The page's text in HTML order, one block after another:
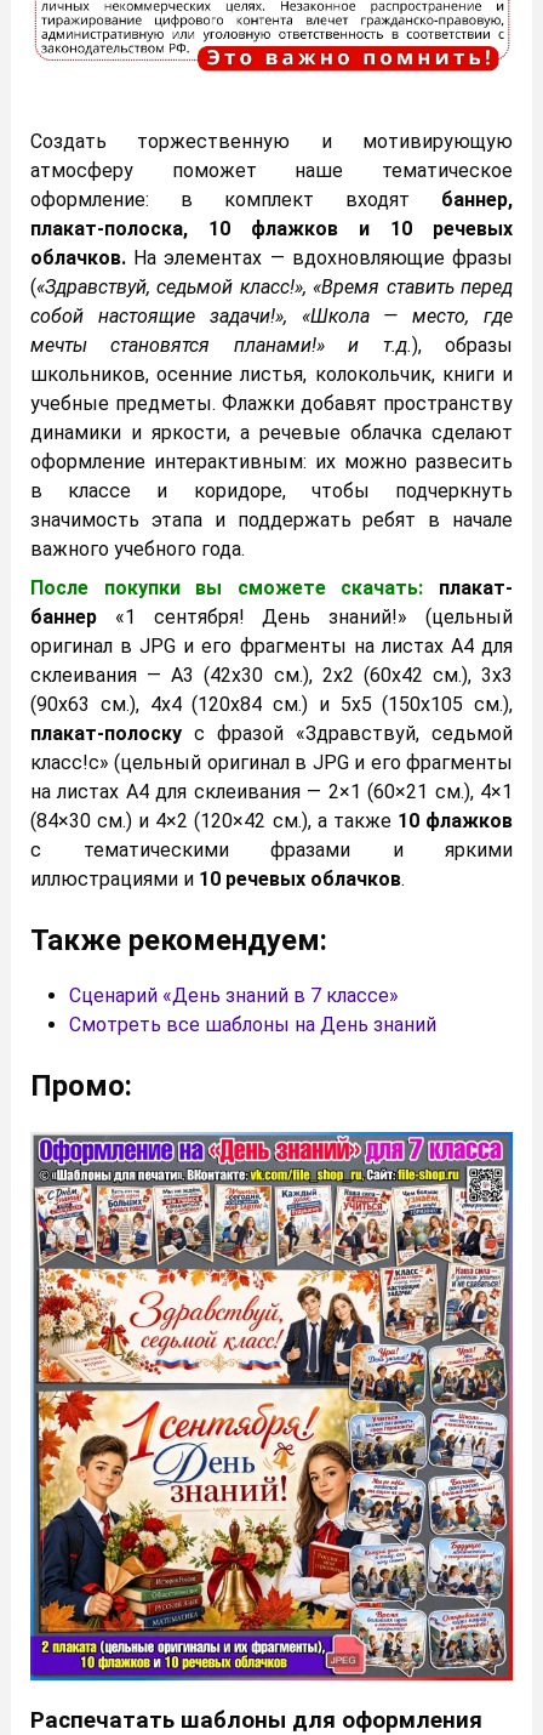
Создать торжественную и мотивирующую
атмосферу поможет наше тематическое
оформление: в комплект входят баннер,
плакат‑полоска, 10 флажков и 10 речевых
облачков. На элементах — вдохновляющие фразы
(«Здравствуй, седьмой класс!», «Время ставить перед
собой настоящие задачи!», «Школа — место, где
мечты становятся планами!» и т.д.), образы
школьников, осенние листья, колокольчик, книги и
учебные предметы. Флажки добавят пространству
динамики и яркости, а речевые облачка сделают
оформление интерактивным: их можно развесить
в классе и коридоре, чтобы подчеркнуть
значимость этапа и поддержать ребят в начале
важного учебного года.
После покупки вы сможете скачать:
плакат-
баннер «1 сентября! День знаний!» (цельный
оригинал в JPG и его фрагменты на листах A4 для
склеивания — А3 (42х30 см.), 2х2 (60х42 см.), 3х3
(90х63 см.), 4х4 (120х84 см.) и 5х5 (150х105 см.),
плакат-полоску с фразой «Здравствуй, седьмой
класс!с» (цельный оригинал в JPG и его фрагменты
на листах A4 для склеивания — 2×1 (60×21 см.), 4×1
(84×30 см.) и 4×2 (120×42 см.), а также 10 флажков
с тематическими фразами и яркими
иллюстрациями и 10 речевых облачков.
Также рекомендуем:
Сценарий «День знаний в 7 классе»
Смотреть все шаблоны на День знаний
Промо:
Распечатать шаблоны для оформления